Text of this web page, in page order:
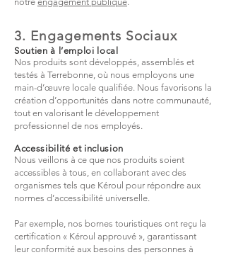
3. Engagements Sociaux
Soutien à l’emploi local
Nos produits sont développés, assemblés et
testés à Terrebonne, où nous employons une
main-d’œuvre locale qualifiée. Nous favorisons la
création d’opportunités dans notre communauté,
tout en valorisant le développement
professionnel de nos employés.
Accessibilité et inclusion
Nous veillons à ce que nos produits soient
accessibles à tous, en collaborant avec des
organismes tels que Kéroul pour répondre aux
normes d’accessibilité universelle.
Par exemple, nos bornes touristiques ont reçu la
certification « Kéroul approuvé », garantissant
leur conformité aux besoins des personnes à